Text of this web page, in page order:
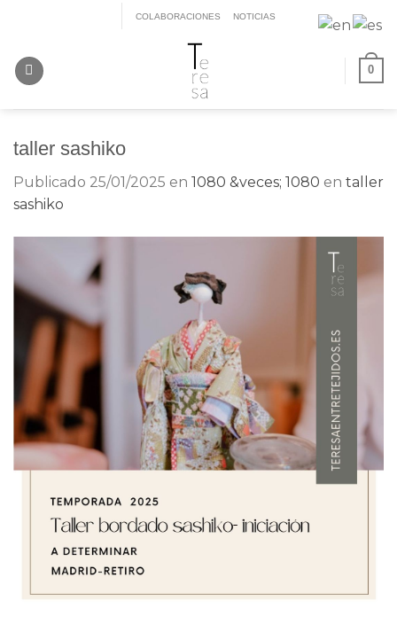
contenido
COLABORACIONES NOTICIAS
0
taller sashiko
Publicado 25/01/2025 en 1080 &veces; 1080 en taller
sashiko